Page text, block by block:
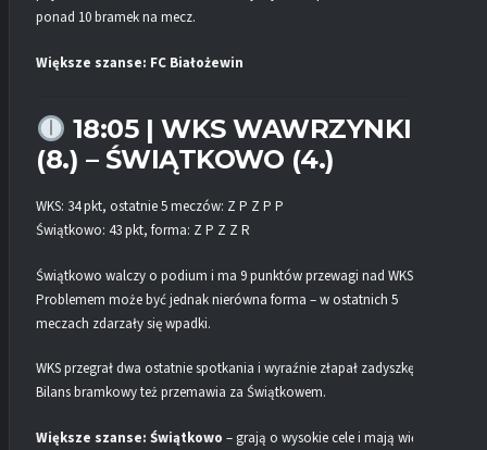
ponad 10 bramek na mecz.
Większe szanse: FC Białożewin
18:05 | WKS WAWRZYNKI
(8.) – ŚWIĄTKOWO (4.)
WKS: 34 pkt, ostatnie 5 meczów: Z P Z P P
Świątkowo: 43 pkt, forma: Z P Z Z R
Świątkowo walczy o podium i ma 9 punktów przewagi nad WKS.
Problemem może być jednak nierówna forma – w ostatnich 5
meczach zdarzały się wpadki.
WKS przegrał dwa ostatnie spotkania i wyraźnie złapał zadyszkę.
Bilans bramkowy też przemawia za Świątkowem.
Większe szanse: Świątkowo – grają o wysokie cele i mają większą